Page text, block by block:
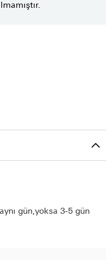
gün,yoksa 3-5 gün